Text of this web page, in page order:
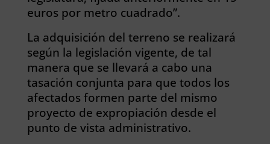
euros por metro cuadrado”.
La adquisición del terreno se realizará
según la legislación vigente, de tal
manera que se llevará a cabo una
tasación conjunta para que todos los
afectados formen parte del mismo
proyecto de expropiación desde el
punto de vista administrativo.